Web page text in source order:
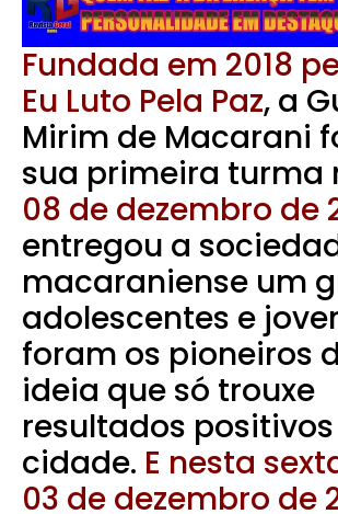
Fundada em 2018
Eu Luto Pela Paz, a
Mirim de Macarani
sua primeira turma
08 de dezembro de
entregou a
macaraniense um
adolescentes e
foram os pioneiros
ideia que só trouxe
resultados
cidade. E nesta
03 de dezembro de